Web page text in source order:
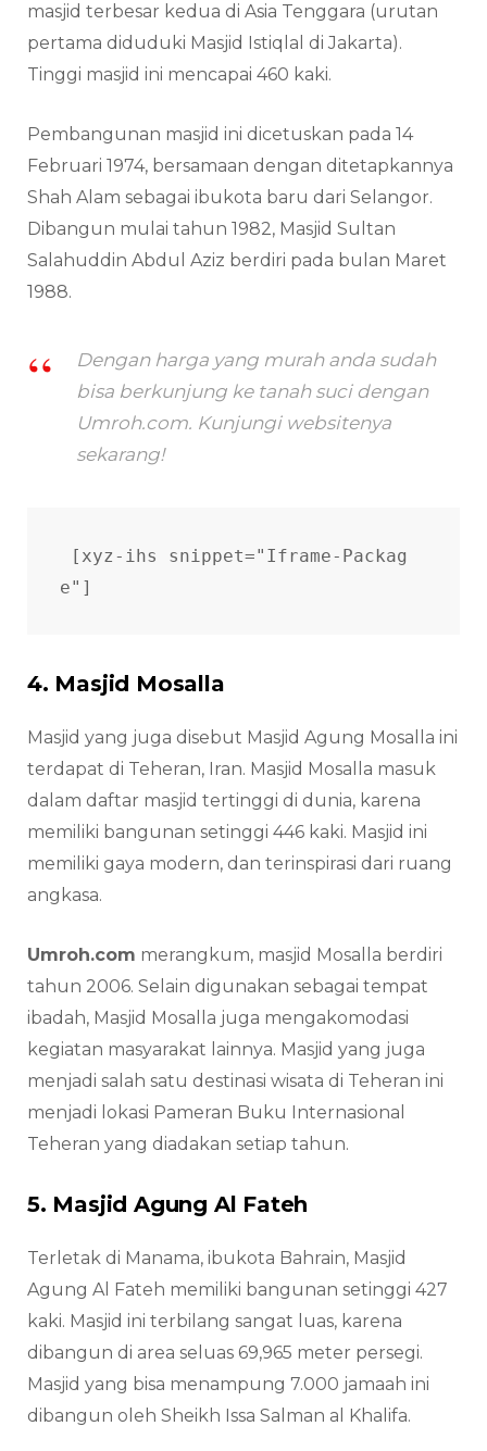
masjid terbesar kedua di Asia Tenggara (urutan
pertama diduduki Masjid Istiqlal di Jakarta).
Tinggi masjid ini mencapai 460 kaki.
Pembangunan masjid ini dicetuskan pada 14
Februari 1974, bersamaan dengan ditetapkannya
Shah Alam sebagai ibukota baru dari Selangor.
Dibangun mulai tahun 1982, Masjid Sultan
Salahuddin Abdul Aziz berdiri pada bulan Maret
1988.
Dengan harga yang murah anda sudah
bisa berkunjung ke tanah suci dengan
Umroh.com. Kunjungi websitenya
sekarang!
[xyz-ihs snippet="Iframe-Packag
e"]
4. Masjid Mosalla
Masjid yang juga disebut Masjid Agung Mosalla ini
terdapat di Teheran, Iran. Masjid Mosalla masuk
dalam daftar masjid tertinggi di dunia, karena
memiliki bangunan setinggi 446 kaki. Masjid ini
memiliki gaya modern, dan terinspirasi dari ruang
angkasa.
Umroh.com merangkum, masjid Mosalla berdiri
tahun 2006. Selain digunakan sebagai tempat
ibadah, Masjid Mosalla juga mengakomodasi
kegiatan masyarakat lainnya. Masjid yang juga
menjadi salah satu destinasi wisata di Teheran ini
menjadi lokasi Pameran Buku Internasional
Teheran yang diadakan setiap tahun.
5. Masjid Agung Al Fateh
Terletak di Manama, ibukota Bahrain, Masjid
Agung Al Fateh memiliki bangunan setinggi 427
kaki. Masjid ini terbilang sangat luas, karena
dibangun di area seluas 69,965 meter persegi.
Masjid yang bisa menampung 7.000 jamaah ini
dibangun oleh Sheikh Issa Salman al Khalifa.